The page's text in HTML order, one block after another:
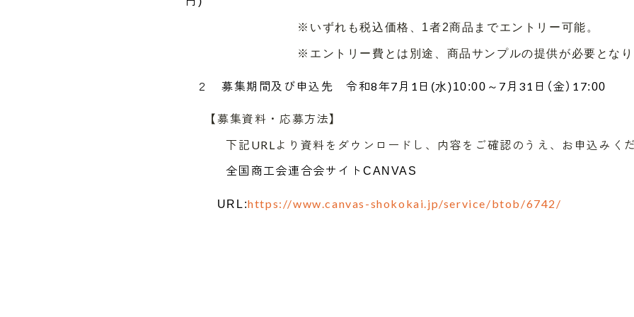
※いずれも税込価格、1者2商品までエントリー可能。
※エントリー費とは別途、商品サンプルの提供が必要となり
２ 募集期間及び申込先 令和8年7 月1日 (水)10:00 ～7 月31 日（金）17:00
【募集資料・応募方法】
下記URLより資料をダウンロードし、内容をご確認のうえ、お申込みくだ
全国商工会連合会サイトCANVAS
URL:https://www.canvas-shokokai.jp/service/btob/6742/